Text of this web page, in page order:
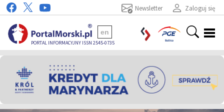
Zaloguj się
Newsletter
PORTAL INFORMACYJNY ISSN 2545-0735
en